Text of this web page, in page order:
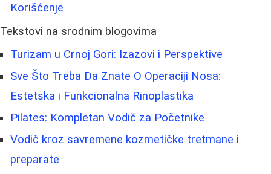
Korišćenje
Tekstovi na srodnim blogovima
Turizam u Crnoj Gori: Izazovi i Perspektive
Sve Što Treba Da Znate O Operaciji Nosa:
Estetska i Funkcionalna Rinoplastika
Pilates: Kompletan Vodič za Početnike
Vodič kroz savremene kozmetičke tretmane i
preparate